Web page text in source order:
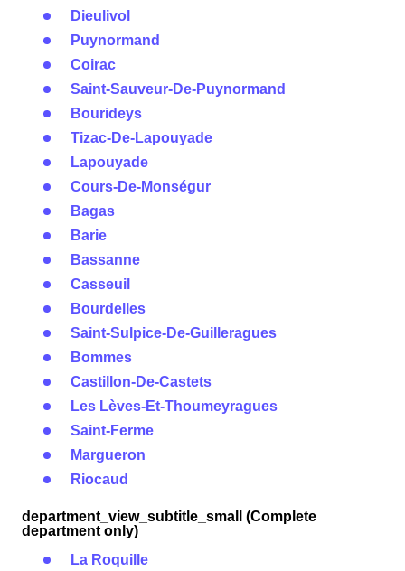
Dieulivol
Puynormand
Coirac
Saint-Sauveur-De-Puynormand
Bourideys
Tizac-De-Lapouyade
Lapouyade
Cours-De-Monségur
Bagas
Barie
Bassanne
Casseuil
Bourdelles
Saint-Sulpice-De-Guilleragues
Bommes
Castillon-De-Castets
Les Lèves-Et-Thoumeyragues
Saint-Ferme
Margueron
Riocaud
department_view_subtitle_small (Complete
department only)
La Roquille